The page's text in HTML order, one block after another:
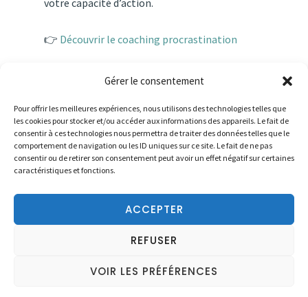
Gérer le consentement
Pour offrir les meilleures expériences, nous utilisons des technologies telles que
les cookies pour stocker et/ou accéder aux informations des appareils. Le fait de
consentir à ces technologies nous permettra de traiter des données telles que le
comportement de navigation ou les ID uniques sur ce site. Le fait de ne pas
consentir ou de retirer son consentement peut avoir un effet négatif sur certaines
caractéristiques et fonctions.
ACCEPTER
REFUSER
VOIR LES PRÉFÉRENCES
votre capacité d’action.
👉 Découvrir le coaching procrastination
Mentions légales